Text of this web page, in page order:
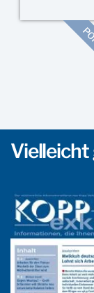
Vielleicht